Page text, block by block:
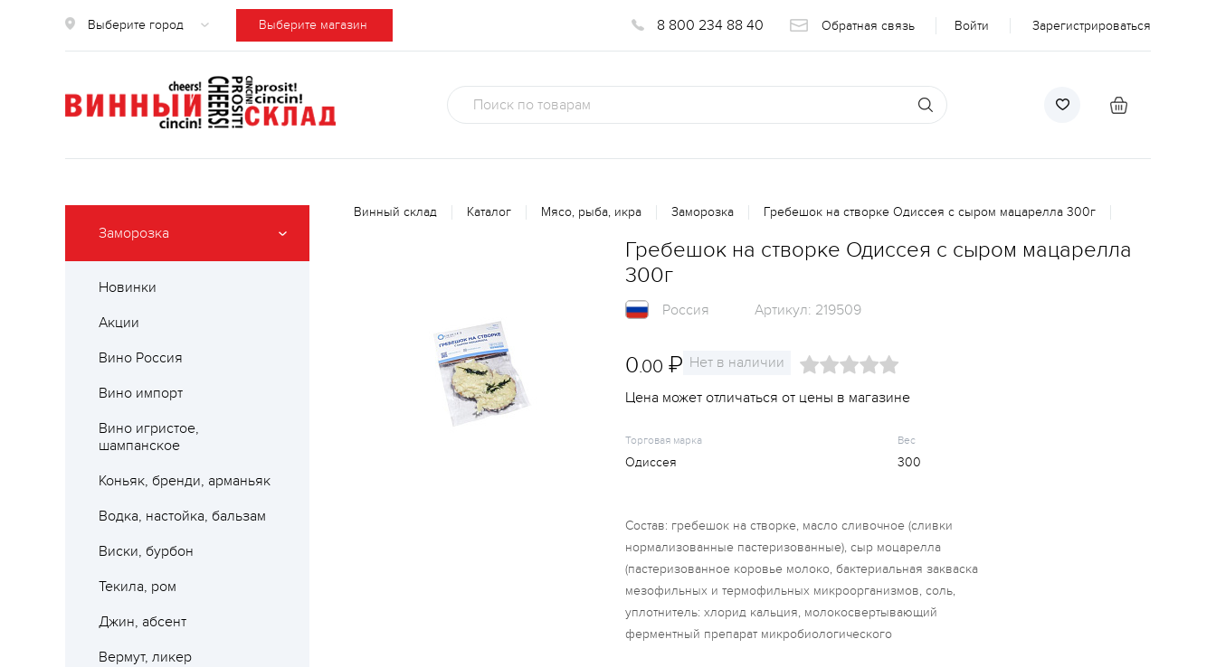
Выберите город Выберите магазин 8 800 234 88 40 Обратная связь Войти Зарегистрироваться
Заморозка
Новинки
Акции
Вино Россия
Вино импорт
Вино игристое,
шампанское
Коньяк, бренди, арманьяк
Водка, настойка, бальзам
Виски, бурбон
Текила, ром
Джин, абсент
Вермут, ликер
Винный склад Каталог Мясо, рыба, икра Заморозка Гребешок на створке Одиссея с сыром мацарелла 300г
Гребешок на створке Одиссея с сыром мацарелла
300г
Россия Артикул: 219509
0.00 ₽ Нет в наличии
Цена может отличаться от цены в магазине
Торговая марка
Одиссея
Вес
300
Состав: гребешок на створке, масло сливочное (сливки
нормализованные пастеризованные), сыр моцарелла
(пастеризованное коровье молоко, бактериальная закваска
мезофильных и термофильных микроорганизмов, соль,
уплотнитель: хлорид кальция, молокосвертывающий
ферментный препарат микробиологического